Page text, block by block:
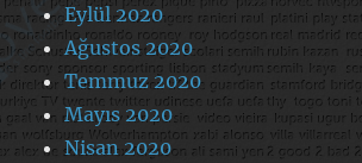
Eylül 2020
Ağustos 2020
Temmuz 2020
Mayıs 2020
Nisan 2020